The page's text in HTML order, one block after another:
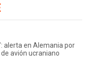
alerta en Alemania por
avión ucraniano